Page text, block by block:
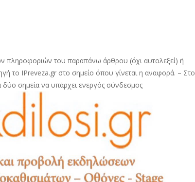
πληροφοριών του παραπάνω άρθρου (όχι αυτολεξεί) ή
το IPreveza.gr στο σημείο όπου γίνεται η αναφορά. – Στο
σημεία να υπάρχει ενεργός σύνδεσμος